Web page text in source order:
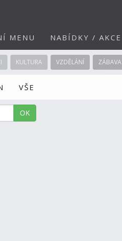
MENU NABÍDKY / AKCE
KULTURA VZDĚLÁNÍ ZÁBAVA
VŠE
OK